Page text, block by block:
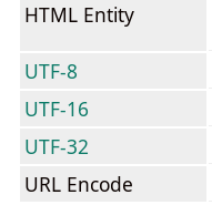
HTML Entity
UTF-8
UTF-16
UTF-32
URL Encode